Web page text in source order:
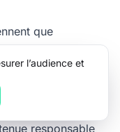
que
à ces mises à
comprendre
responsable
l’audience et